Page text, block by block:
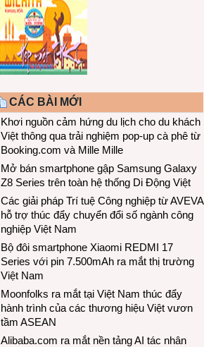
CÁC BÀI MỚI
Khơi nguồn cảm hứng du lịch cho du khách
Việt thông qua trải nghiệm pop-up cà phê từ
Booking.com và Mille Mille
Mở bán smartphone gập Samsung Galaxy
Z8 Series trên toàn hệ thống Di Động Việt
Các giải pháp Trí tuệ Công nghiệp từ AVEVA
hỗ trợ thúc đẩy chuyển đổi số ngành công
nghiệp Việt Nam
Bộ đôi smartphone Xiaomi REDMI 17
Series với pin 7.500mAh ra mắt thị trường
Việt Nam
Moonfolks ra mắt tại Việt Nam thúc đẩy
hành trình của các thương hiệu Việt vươn
tầm ASEAN
Alibaba.com ra mắt nền tảng AI tác nhân